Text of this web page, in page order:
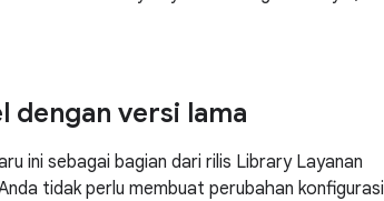
dengan versi lama
ini sebagai bagian dari rilis Library Layanan
tidak perlu membuat perubahan konfigurasi